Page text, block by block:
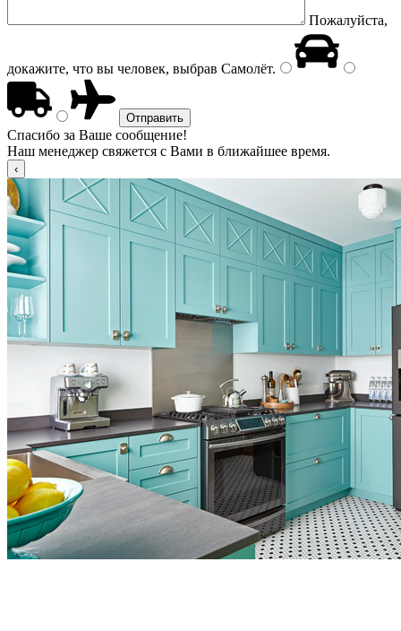
Пожалуйста,
докажите, что вы человек, выбрав Самолёт.
Спасибо за Ваше сообщение!
Наш менеджер свяжется с Вами в ближайшее время.